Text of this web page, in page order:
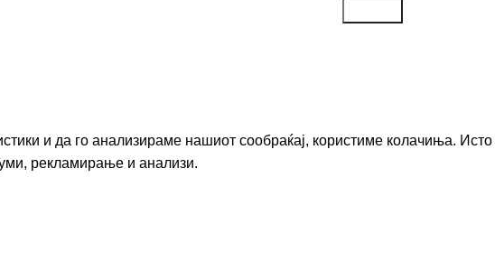
и да го анализираме нашиот сообраќај, користиме колачиња. Исто
рекламирање и анализи.